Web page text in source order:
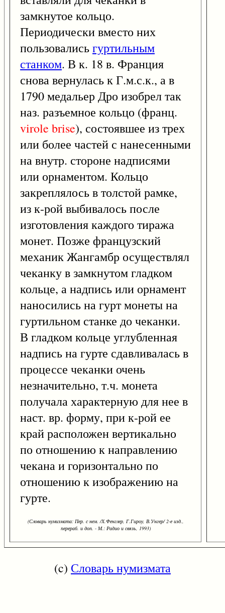
замкнутое кольцо.
Периодически вместо них
пользовалисьгуртильным
станком. В к. 18 в. Франция
снова вернулась к Г.м.с.к., а в
1790 медальер Дро изобрел так
наз. разъемное кольцо (франц.
virole brise), состоявшее из трех
или более частей с нанесенными
на внутр. стороне надписями
или орнаментом. Кольцо
закреплялось в толстой рамке,
из к-рой выбивалось после
изготовления каждого тиража
монет. Позже французский
механик Жангамбр осуществлял
чеканку в замкнутом гладком
кольце, а надпись или орнамент
наносились на гурт монеты на
гуртильном станке до чеканки.
В гладком кольце углубленная
надпись на гурте сдавливалась в
процессе чеканки очень
незначительно, т.ч. монета
получала характерную для нее в
наст. вр. форму, при к-рой ее
край расположен вертикально
по отношению к направлению
чекана и горизонтально по
отношению к изображению на
гурте.
(Словарь нумизмата: Пер. с нем. /Х.Фенглер, Г.Гироу, В.Унгер/ 2-е изд.,
перераб. и доп. - М.: Радио и связь, 1993)
(c) Словарь нумизмата